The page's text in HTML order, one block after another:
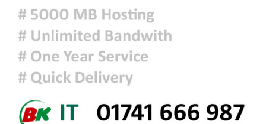
রাষ্ট্রপতি নির্বাচনের তফসিল ঘোষণা:
নির্বাচন ২০ আগস্ট, ভোটার ৩৪৯ জন